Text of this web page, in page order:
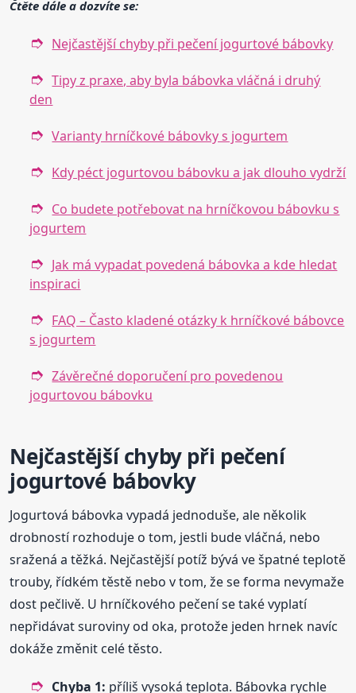
Čtěte dále a dozvíte se:
Nejčastější chyby při pečení jogurtové bábovky
Tipy z praxe, aby byla bábovka vláčná i druhý
den
Varianty hrníčkové bábovky s jogurtem
Kdy péct jogurtovou bábovku a jak dlouho vydrží
Co budete potřebovat na hrníčkovou bábovku s
jogurtem
Jak má vypadat povedená bábovka a kde hledat
inspiraci
FAQ – Často kladené otázky k hrníčkové bábovce
s jogurtem
Závěrečné doporučení pro povedenou
jogurtovou bábovku
Nejčastější chyby při pečení
jogurtové bábovky
Jogurtová bábovka vypadá jednoduše, ale několik
drobností rozhoduje o tom, jestli bude vláčná, nebo
sražená a těžká. Nejčastější potíž bývá ve špatné teplotě
trouby, řídkém těstě nebo v tom, že se forma nevymaže
dost pečlivě. U hrníčkového pečení se také vyplatí
nepřidávat suroviny od oka, protože jeden hrnek navíc
dokáže změnit celé těsto.
Chyba 1: příliš vysoká teplota. Bábovka rychle